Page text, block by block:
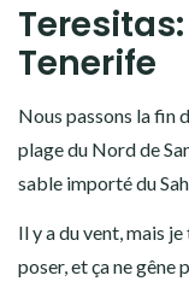
Tenerife
Nous passons la fin
plage du Nord de
sable importé du
Il y a du vent, mais
poser, et ça ne gêne